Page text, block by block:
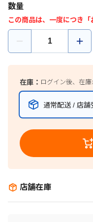
数量
この商品は、一度につき「
在庫： ログイン後、在
通常配送 / 店舗
店舗在庫